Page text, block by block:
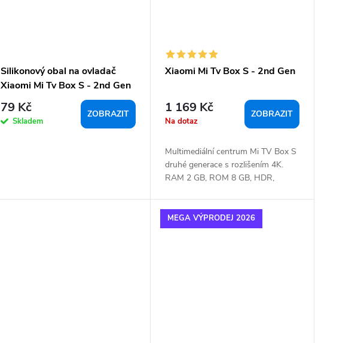
Silikonový obal na ovladač
Xiaomi Mi Tv Box S - 2nd Gen
79 Kč
Skladem
ZOBRAZIT
Xiaomi Mi Tv Box S - 2nd Gen
1 169 Kč
Na dotaz
ZOBRAZIT
Multimediální centrum Mi TV Box S
druhé generace s rozlišením 4K.
RAM 2 GB, ROM 8 GB, HDR,
MEGA VÝPRODEJ 2026